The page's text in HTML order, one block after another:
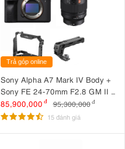
Trả góp online
Sony Alpha A7 Mark IV Body +
Sony FE 24-70mm F2.8 GM II +
SmallRig Cage 3667B +
SmallRig ARRI Locating Top
85,900,000 đ 95,300,000 đ
15 đánh giá